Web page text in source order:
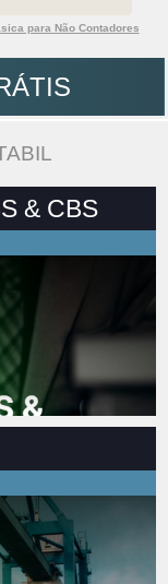
para Não Contadores
& CBS